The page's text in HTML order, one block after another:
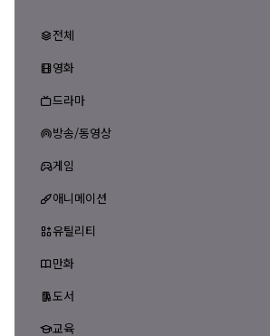
전체
영화
드라마
방송/동영상
게임
애니메이션
유틸리티
만화
도서
교육